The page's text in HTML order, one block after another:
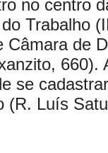
no centro
Trabalho
Câmara de
660).
se
(R. Luís